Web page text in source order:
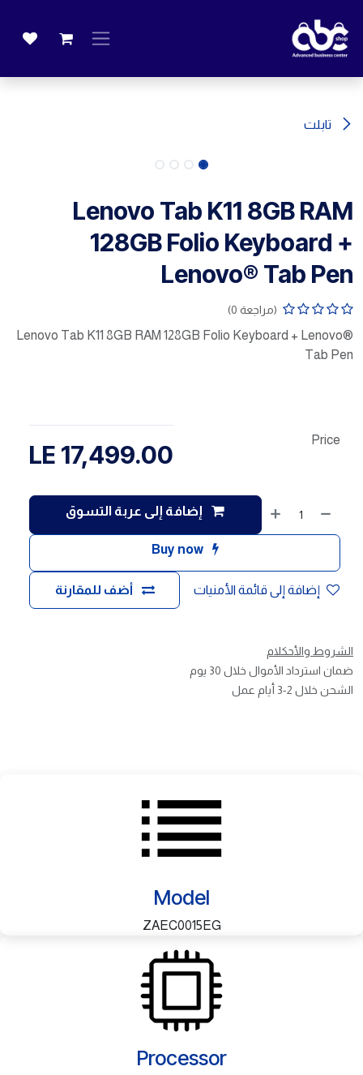
تابلت
Lenovo Tab K11 8GB RAM
128GB Folio Keyboard +
Lenovo® Tab Pen
(مراجعة 0)
Lenovo Tab K11 8GB RAM 128GB Folio Keyboard + Lenovo®
Tab Pen
إضافة إلى عربة التسوق
Buy now
أضف للمقارنة إضافة إلى قائمة الأمنيات
Price
17,499.00
الشروط والأحكلام
ضمان استرداد الأموال خلال 30 يوم
الشحن خلال 2-3 أيام عمل
Model
ZAEC0015EG
Processor